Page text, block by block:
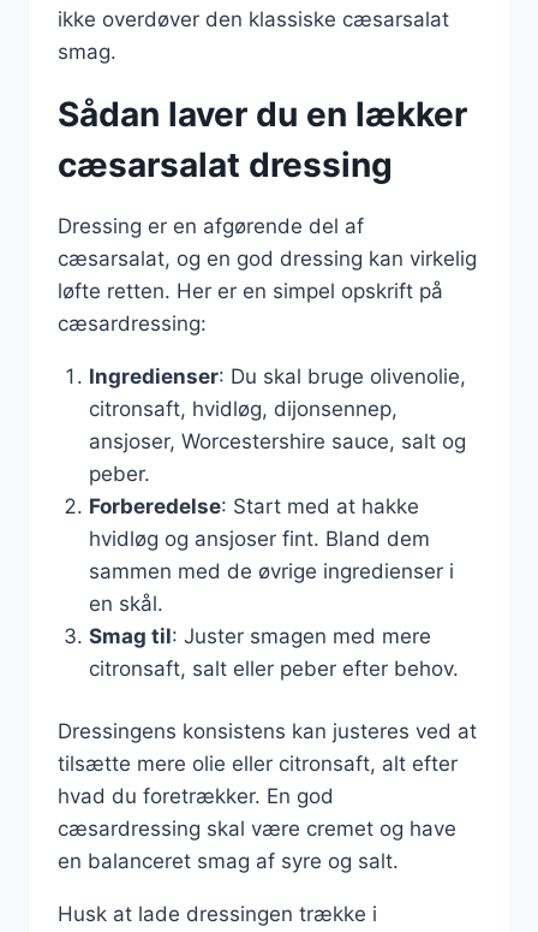
ikke overdøver den klassiske cæsarsalat
smag.
Sådan laver du en lækker
cæsarsalat dressing
Dressing er en afgørende del af
cæsarsalat, og en god dressing kan virkelig
løfte retten. Her er en simpel opskrift på
cæsardressing:
Ingredienser: Du skal bruge olivenolie,
citronsaft, hvidløg, dijonsennep,
ansjoser, Worcestershire sauce, salt og
peber.
Forberedelse: Start med at hakke
hvidløg og ansjoser fint. Bland dem
sammen med de øvrige ingredienser i
en skål.
Smag til: Juster smagen med mere
citronsaft, salt eller peber efter behov.
Dressingens konsistens kan justeres ved at
tilsætte mere olie eller citronsaft, alt efter
hvad du foretrækker. En god
cæsardressing skal være cremet og have
en balanceret smag af syre og salt.
Husk at lade dressingen trække i